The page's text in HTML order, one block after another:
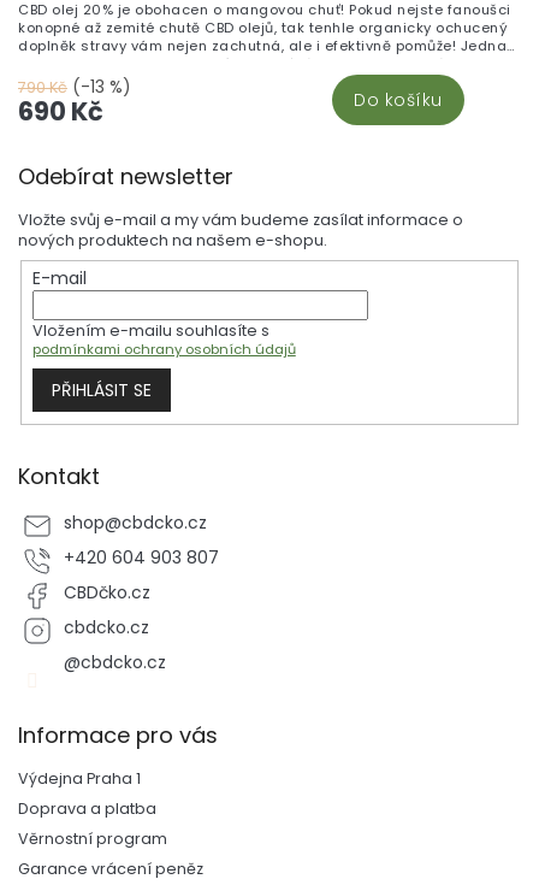
790 Kč (-13 %)
690 Kč Do košíku
CBD olej 20% je obohacen o mangovou chuť! Pokud nejste fanoušci
konopné až zemité chutě CBD olejů, tak tenhle organicky ochucený
doplněk stravy vám nejen zachutná, ale i efektivně pomůže! Jedna
kapka obsahuje 8mg aktivní konopné látky - CBD. Vhodná volba pro
citlivé jedince, začínající i dlouhodobější uživatele CBD.
Odebírat newsletter
Vložte svůj e-mail a my vám budeme zasílat informace o
nových produktech na našem e-shopu.
E-mail
Vložením e-mailu souhlasíte s
podmínkami ochrany osobních údajů
PŘIHLÁSIT SE
Kontakt
shop@cbdcko.cz
+420 604 903 807
CBDčko.cz
cbdcko.cz
@cbdcko.cz
Informace pro vás
Výdejna Praha 1
Doprava a platba
Věrnostní program
Garance vrácení peněz